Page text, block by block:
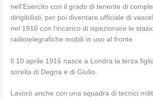
nell’Esercito con il grado di tenente di
dirigibilisti, per poi diventare ufficiale di
nel 1916 con l’incarico di ispezionare le
radiotelegrafiche mobili in uso al fronte.
Il 10 aprile 1916 nasce a Londra la terza
sorella di Degna e di Giulio.
Lavorò anche con una squadra di tecnici